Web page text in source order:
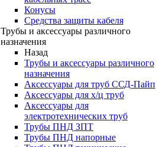
Конусы
Средства защиты кабеля
Трубы и аксессуары различного
назначения
Назад
Трубы и аксессуары различного
назначения
Аксессуары для труб ССД-Пайп
Аксессуары для х/ц труб
Аксессуары для
электротехнических труб
Трубы ПНД ЗПТ
Трубы ПНД напорные